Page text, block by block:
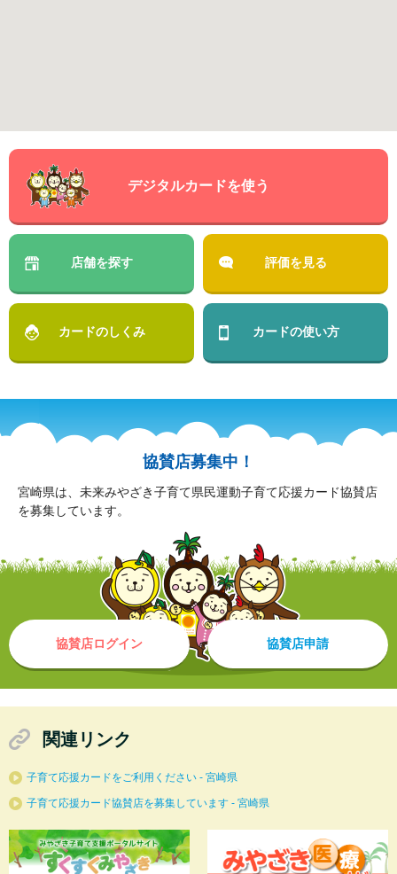
デジタルカードを使う
店舗を探す 評価を見る
カードのしくみ カードの使い方
協賛店募集中！
宮崎県は、未来みやざき子育て県民運動子育て応援カード協賛店
を募集しています。
協賛店ログイン 協賛店申請
関連リンク
子育て応援カードをご利用ください - 宮崎県
子育て応援カード協賛店を募集しています - 宮崎県